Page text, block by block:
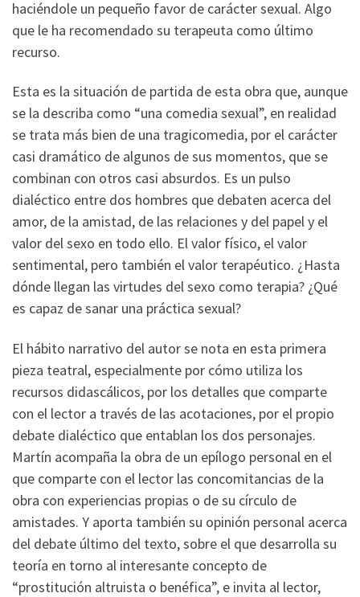
haciéndole un pequeño favor de carácter sexual. Algo
que le ha recomendado su terapeuta como último
recurso.
Esta es la situación de partida de esta obra que, aunque
se la describa como “una comedia sexual”, en realidad
se trata más bien de una tragicomedia, por el carácter
casi dramático de algunos de sus momentos, que se
combinan con otros casi absurdos. Es un pulso
dialéctico entre dos hombres que debaten acerca del
amor, de la amistad, de las relaciones y del papel y el
valor del sexo en todo ello. El valor físico, el valor
sentimental, pero también el valor terapéutico. ¿Hasta
dónde llegan las virtudes del sexo como terapia? ¿Qué
es capaz de sanar una práctica sexual?
El hábito narrativo del autor se nota en esta primera
pieza teatral, especialmente por cómo utiliza los
recursos didascálicos, por los detalles que comparte
con el lector a través de las acotaciones, por el propio
debate dialéctico que entablan los dos personajes.
Martín acompaña la obra de un epílogo personal en el
que comparte con el lector las concomitancias de la
obra con experiencias propias o de su círculo de
amistades. Y aporta también su opinión personal acerca
del debate último del texto, sobre el que desarrolla su
teoría en torno al interesante concepto de
“prostitución altruista o benéfica”, e invita al lector,